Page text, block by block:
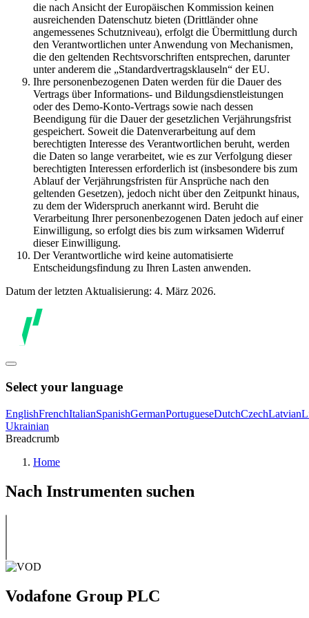
die nach Ansicht der Europäischen Kommission keinen
ausreichenden Datenschutz bieten (Drittländer ohne
angemessenes Schutzniveau), erfolgt die Übermittlung durch
den Verantwortlichen unter Anwendung von Mechanismen,
die den geltenden Rechtsvorschriften entsprechen, darunter
unter anderem die „Standardvertragsklauseln“ der EU.
Ihre personenbezogenen Daten werden für die Dauer des
Vertrags über Informations- und Bildungsdienstleistungen
oder des Demo-Konto-Vertrags sowie nach dessen
Beendigung für die Dauer der gesetzlichen Verjährungsfrist
gespeichert. Soweit die Datenverarbeitung auf dem
berechtigten Interesse des Verantwortlichen beruht, werden
die Daten so lange verarbeitet, wie es zur Verfolgung dieser
berechtigten Interessen erforderlich ist (insbesondere bis zum
Ablauf der Verjährungsfristen für Ansprüche nach den
geltenden Gesetzen), jedoch nicht über den Zeitpunkt hinaus,
zu dem der Widerspruch anerkannt wird. Beruht die
Verarbeitung Ihrer personenbezogenen Daten jedoch auf einer
Einwilligung, so erfolgt dies bis zum wirksamen Widerruf
dieser Einwilligung.
Der Verantwortliche wird keine automatisierte
Entscheidungsfindung zu Ihren Lasten anwenden.
Datum der letzten Aktualisierung: 4. März 2026.
Select your language
EnglishFrenchItalianSpanishGermanPortugueseDutchCzechLatvian
Ukrainian
Breadcrumb
Home
Nach Instrumenten suchen
Vodafone Group PLC